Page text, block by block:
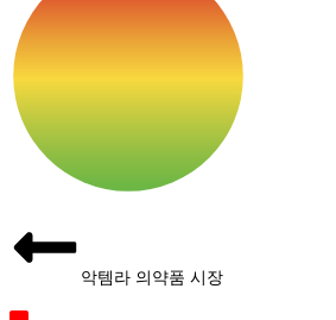
악템라 의약품 시장